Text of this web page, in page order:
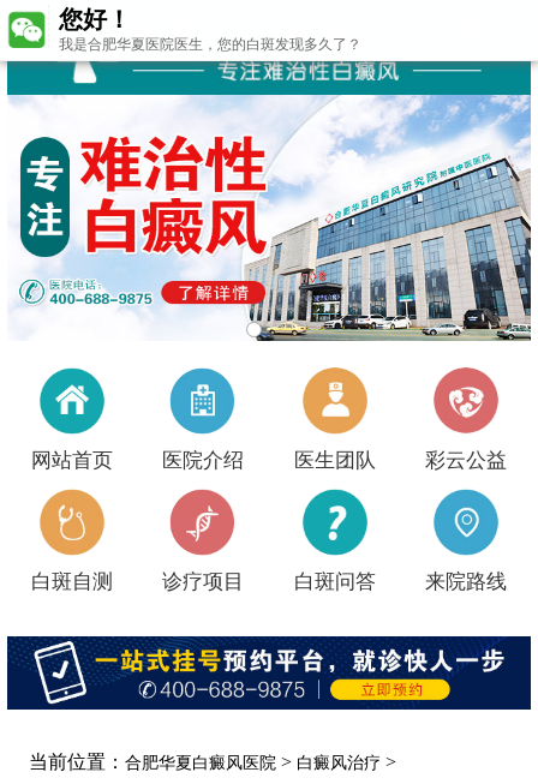
网站首页 医院介绍 医生团队 彩云公益
白斑自测 诊疗项目 白斑问答 来院路线
当前位置：合肥华夏白癜风医院 > 白癜风治疗 >
我是合肥华夏医院医生，您的白斑发现多久了？